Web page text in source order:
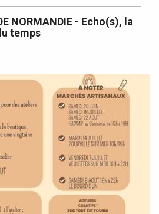
NORMANDIE - Echo(s), la
temps